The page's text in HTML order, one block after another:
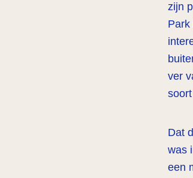
zijn
Park
ver
Dat
was
een